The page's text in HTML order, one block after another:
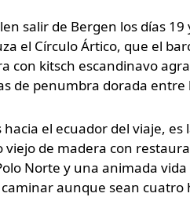
salir de Bergen los días
el Círculo Ártico, que el
con kitsch escandinavo
de penumbra dorada
el ecuador del viaje,
viejo de madera con
Norte y una animada
aunque sean cuatro